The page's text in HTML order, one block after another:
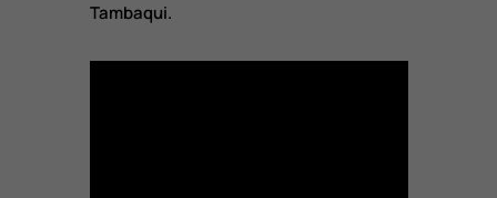
Tambaqui.